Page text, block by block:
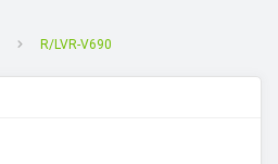
R/LVR-V690